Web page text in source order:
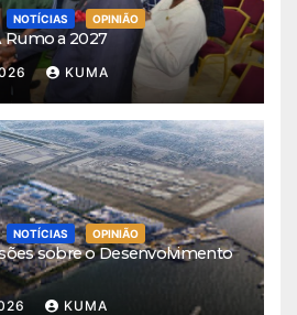
NOTÍCIAS OPINIÃO
Rumo a 2027
KUMA
NOTÍCIAS OPINIÃO
sobre o Desenvolvimento
KUMA